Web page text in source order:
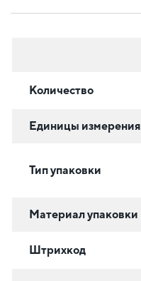
Количество
Единицы измерения
Тип упаковки
Материал упаковки
Штрихкод